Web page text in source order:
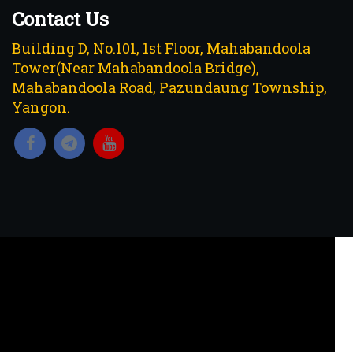
Contact Us
Building D, No.101, 1st Floor, Mahabandoola
Tower(Near Mahabandoola Bridge),
Mahabandoola Road, Pazundaung Township,
Yangon.